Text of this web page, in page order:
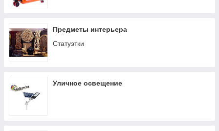
Предметы интерьера
Статуэтки
Уличное освещение